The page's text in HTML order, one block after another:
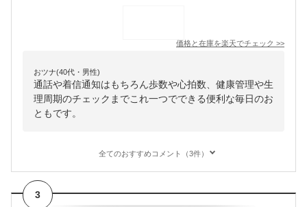
価格と在庫を楽天でチェック >>
おツナ(40代・男性)
通話や着信通知はもちろん歩数や心拍数、健康管理や生
理周期のチェックまでこれ一つでできる便利な毎日のお
ともです。
全てのおすすめコメント（3件）
3